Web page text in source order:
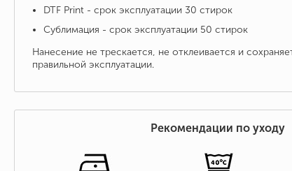
DTF Print - срок эксплуатации 30 стирок
Сублимация - срок эксплуатации 50 стирок
Нанесение не трескается, не отклеивается и
правильной эксплуатации.
Рекомендации по уходу